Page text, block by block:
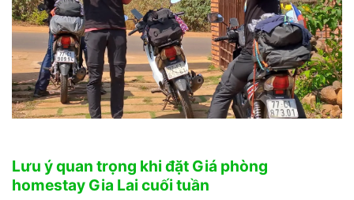
Lưu ý quan trọng khi đặt Giá phòng
homestay Gia Lai cuối tuần